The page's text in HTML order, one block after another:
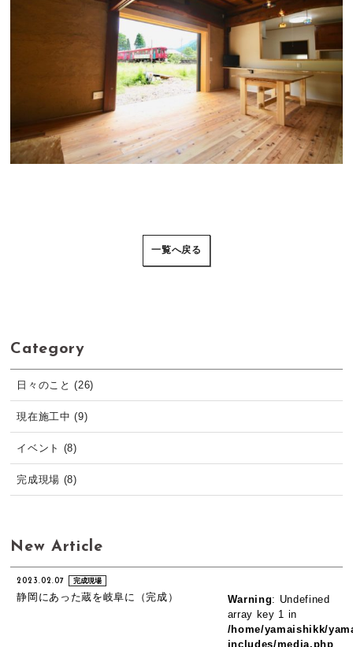
一覧へ戻る
Category
日々のこと (26)
現在施工中 (9)
イベント (8)
完成現場 (8)
New Article
Warning: Undefined
array key 1 in
/home/yamaishikk/
includes/media.php
2023.02.07 完成現場
静岡にあった蔵を岐阜に（完成）